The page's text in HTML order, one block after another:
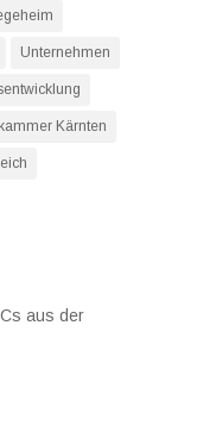
Unternehmen
Kärnten
aus der